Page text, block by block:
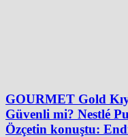
GOURMET Gold
Güvenli mi? Nestlé
Özçetin konuştu: